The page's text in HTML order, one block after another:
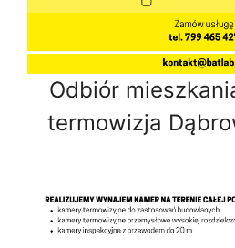
Odbiór
termowizja